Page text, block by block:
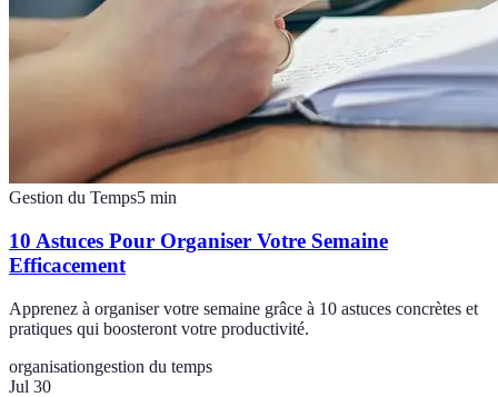
Gestion du Temps5 min
10 Astuces Pour Organiser Votre Semaine
Efficacement
Apprenez à organiser votre semaine grâce à 10 astuces concrètes et
pratiques qui boosteront votre productivité.
organisationgestion du temps
Jul 30